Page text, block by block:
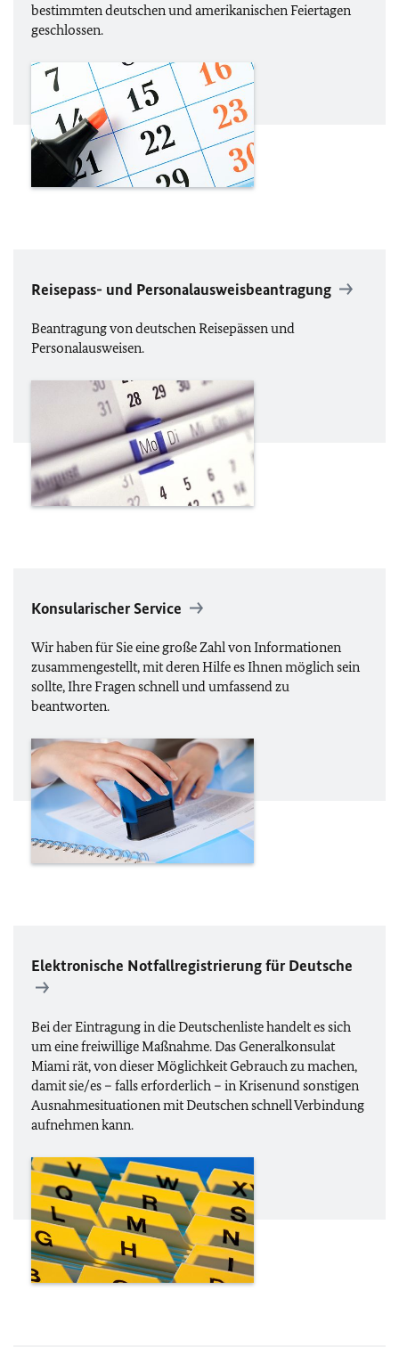
bestimmten deutschen und amerikanischen Feiertagen
geschlossen.
Reisepass- und Personalausweisbeantragung
Beantragung von deutschen Reisepässen und
Personalausweisen.
Konsularischer Service
Wir haben für Sie eine große Zahl von Informationen
zusammengestellt, mit deren Hilfe es Ihnen möglich sein
sollte, Ihre Fragen schnell und umfassend zu
beantworten.
Elektronische Notfallregistrierung für Deutsche
Bei der Eintragung in die Deutschenliste handelt es sich
um eine freiwillige Maßnahme. Das Generalkonsulat
Miami rät, von dieser Möglichkeit Gebrauch zu machen,
damit sie/es – falls erforderlich – in Krisenund sonstigen
Ausnahmesituationen mit Deutschen schnell Verbindung
aufnehmen kann.